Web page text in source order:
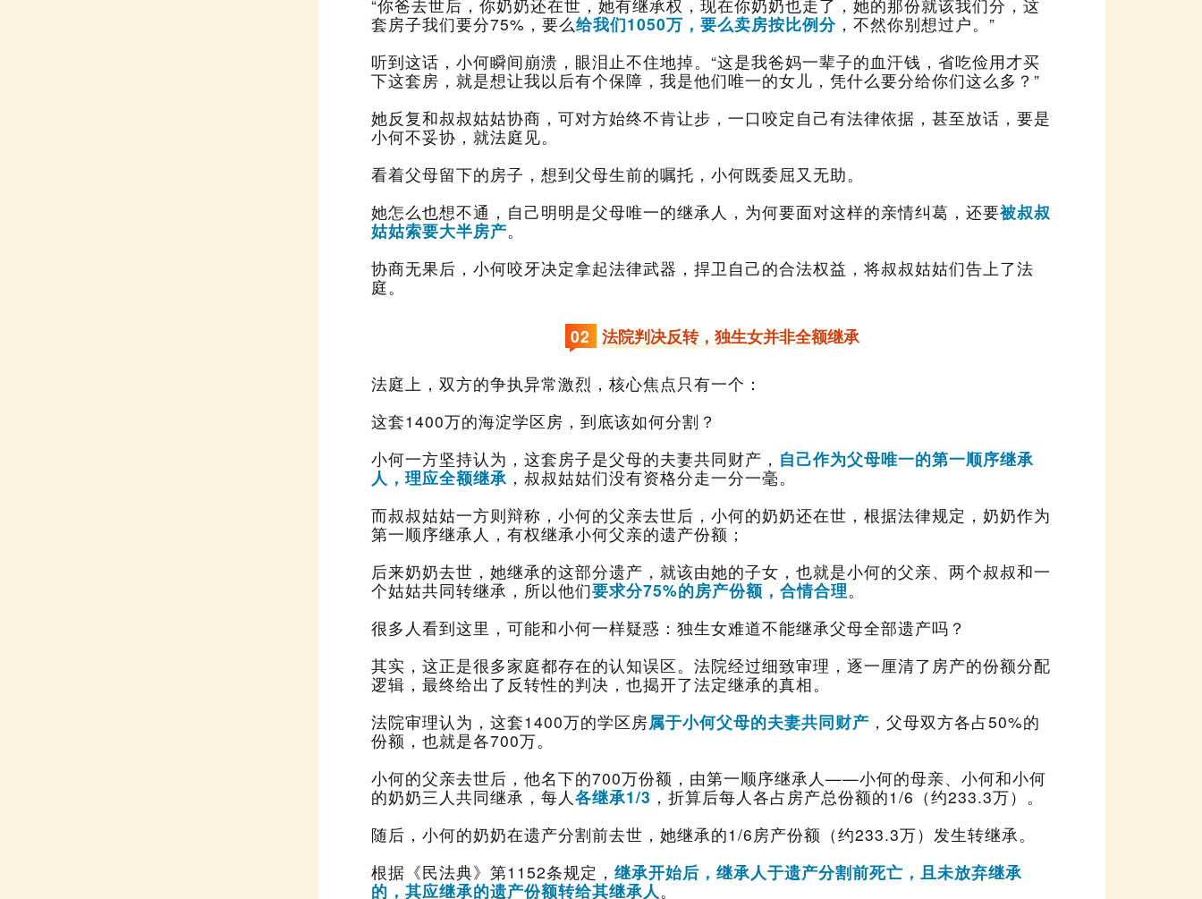
套房子我们要分75%，要么给我们1050万，要么卖房按比例分，不然你别想过户。”
下这套房，就是想让我以后有个保障，我是他们唯一的女儿，凭什么要分给你们这么多？”
小何不妥协，就法庭见。
看着父母留下的房子，想到父母生前的嘱托，小何既委屈又无助。
她怎么也想不通，自己明明是父母唯一的继承人，为何要面对这样的亲情纠葛，还要
姑姑索要大半房产。
庭。
02 法院判决反转，独生女并非全额继承
法庭上，双方的争执异常激烈，核心焦点只有一个：
这套1400万的海淀学区房，到底该如何分割？
小何一方坚持认为，这套房子是父母的夫妻共同财产，
人，理应全额继承，叔叔姑姑们没有资格分走一分一毫。
第一顺序继承人，有权继承小何父亲的遗产份额；
个姑姑共同转继承，所以他们要求分75%的房产份额，合情合理。
很多人看到这里，可能和小何一样疑惑：独生女难道不能继承父母全部遗产吗？
逻辑，最终给出了反转性的判决，也揭开了法定继承的真相。
法院审理认为，这套1400万的学区房属于小何父母的夫妻共同财产
份额，也就是各700万。
的奶奶三人共同继承，每人各继承1/3 ，折算后每人各占房产总份额的1/6（约233.3万）。
随后，小何的奶奶在遗产分割前去世，她继承的1/6房产份额（约233.3万）发生转继承。
根据《民法典》第1152条规定，
的，其应继承的遗产份额转给其继承人。